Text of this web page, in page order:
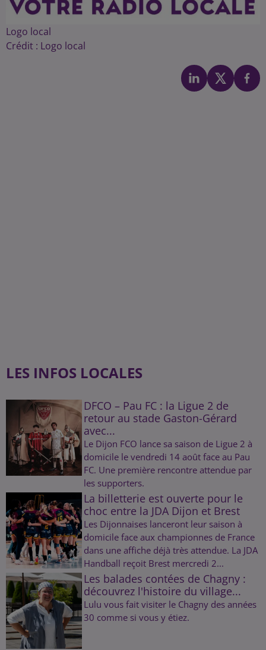
Logo local
Crédit : Logo local
LES INFOS LOCALES
DFCO – Pau FC : la Ligue 2 de
retour au stade Gaston-Gérard
avec...
Le Dijon FCO lance sa saison de Ligue 2 à
domicile le vendredi 14 août face au Pau
FC. Une première rencontre attendue par
les supporters.
La billetterie est ouverte pour le
choc entre la JDA Dijon et Brest
Les Dijonnaises lanceront leur saison à
domicile face aux championnes de France
dans une affiche déjà très attendue. La JDA
Handball reçoit Brest mercredi 2...
Les balades contées de Chagny :
découvrez l'histoire du village...
Lulu vous fait visiter le Chagny des années
30 comme si vous y étiez.